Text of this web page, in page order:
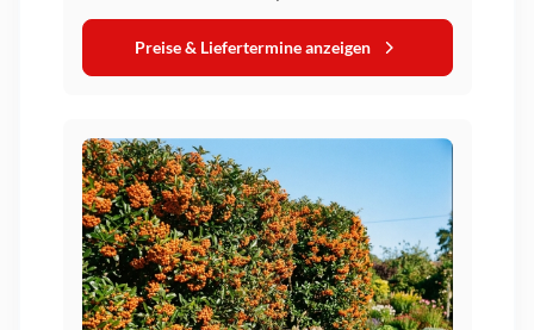
Preise & Liefertermine anzeigen